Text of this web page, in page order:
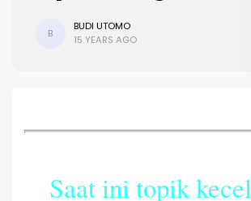
B
BUDI UTOMO
15 YEARS AGO
Saat ini topik